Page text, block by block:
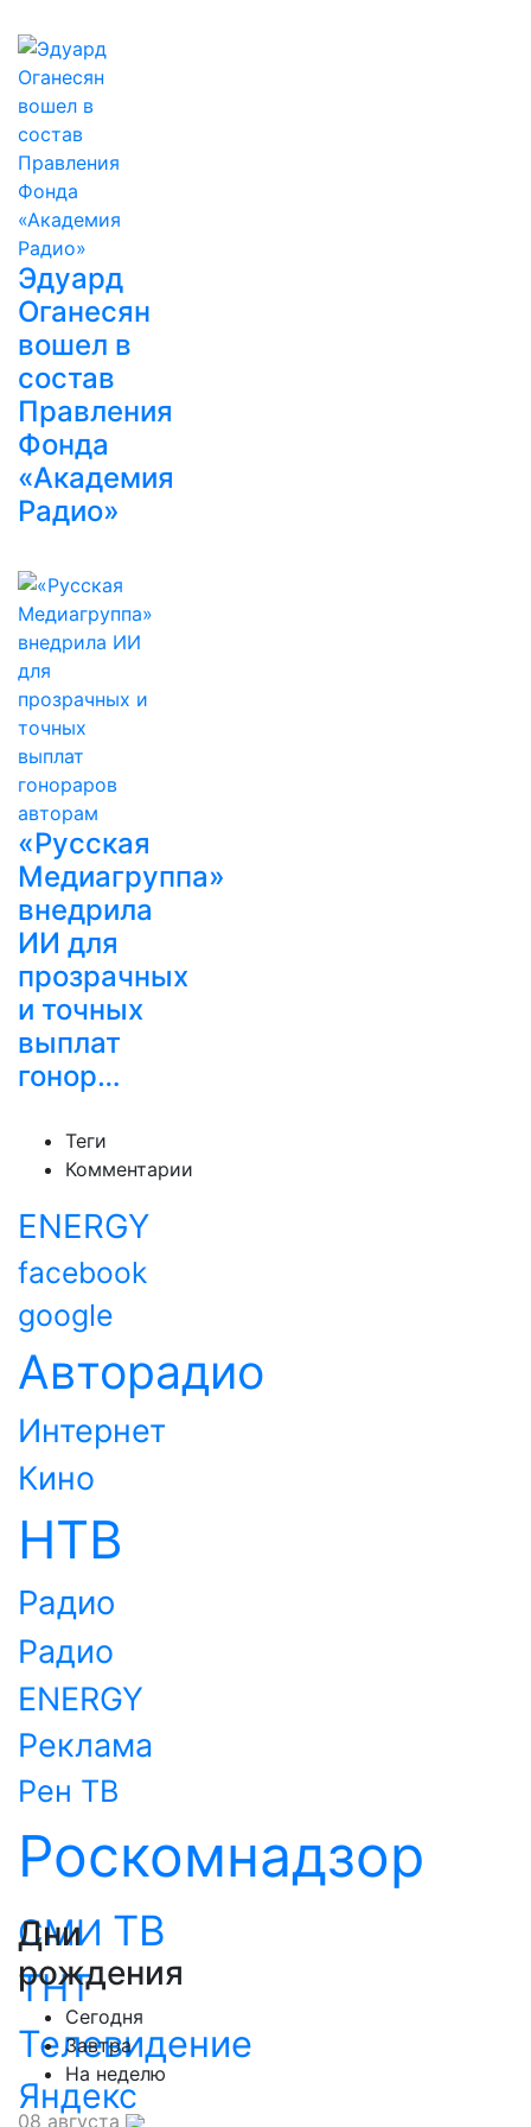
Эдуард
Оганесян
вошел в
состав
Правления
Фонда
«Академия
Радио»
«Русская
Медиагруппа»
внедрила
ИИ для
прозрачных
и точных
выплат
гонор…
Теги
Комментарии
ENERGY
facebook
google
Авторадио
Интернет
Кино
НТВ
Радио
Радио
ENERGY
Реклама
Рен ТВ
Роскомнадзор
СМИ ТВ
ТНТ
Телевидение
Яндекс
Дни
рождения
Сегодня
Завтра
На неделю
08 августа